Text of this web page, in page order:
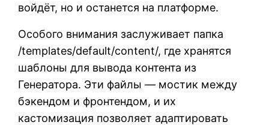
войдёт, но и останется на платформе.
Особого внимания заслуживает папка
/templates/default/content/, где хранятся
шаблоны для вывода контента из
Генератора. Эти файлы — мостик между
бэкендом и фронтендом, и их
кастомизация позволяет адаптировать